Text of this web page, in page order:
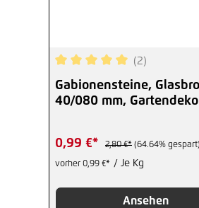
Durchschnittliche
(2)
Gabionensteine,
40/080 mm,
0,99 €* 2,80 €* (64.64% gespart)
vorher 0,99 €* / Je Kg
Ansehen